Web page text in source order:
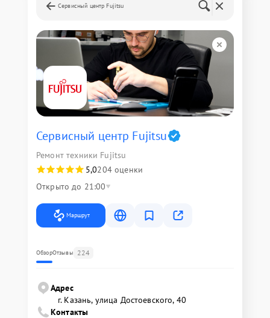
Сервисный центр Fujitsu
Сервисный центр Fujitsu
Ремонт техники Fujitsu
5,0204 оценки
Открыто до 21:00
Маршрут
ОбзорОтзывы 224
Адрес
г. Казань, улица Достоевского, 40
Контакты